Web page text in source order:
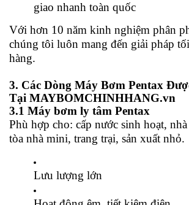
giao nhanh toàn quốc
Với hơn 10 năm kinh nghiệm phân
chúng tôi luôn mang đến giải pháp
hàng.
3. Các Dòng Máy Bơm Pentax
Tại MAYBOMCHINHHANG.vn
3.1 Máy bơm ly tâm Pentax
Phù hợp cho: cấp nước sinh hoạt,
tòa nhà mini, trang trại, sản xuất nhỏ.
Lưu lượng lớn